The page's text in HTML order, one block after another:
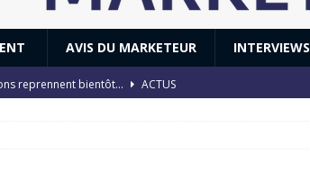
AVIS DU MARKETEUR INTERVIEWS
reprennent bientôt…
ACTUS